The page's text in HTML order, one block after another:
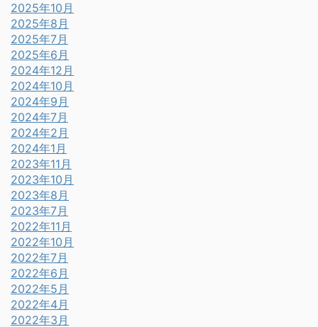
2025年10月
2025年8月
2025年7月
2025年6月
2024年12月
2024年10月
2024年9月
2024年7月
2024年2月
2024年1月
2023年11月
2023年10月
2023年8月
2023年7月
2022年11月
2022年10月
2022年7月
2022年6月
2022年5月
2022年4月
2022年3月